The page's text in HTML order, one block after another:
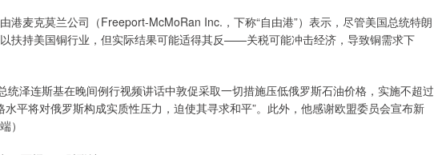
麦克莫兰公司（Freeport-McMoRan Inc.，下称“自由港”）表示，尽管美国总统特朗
扶持美国铜行业，但实际结果可能适得其反——关税可能冲击经济，导致铜需求下
泽连斯基在晚间例行视频讲话中敦促采取一切措施压低俄罗斯石油价格，实施不超过
平将对俄罗斯构成实质性压力，迫使其寻求和平”。此外，他感谢欧盟委员会宣布新
）